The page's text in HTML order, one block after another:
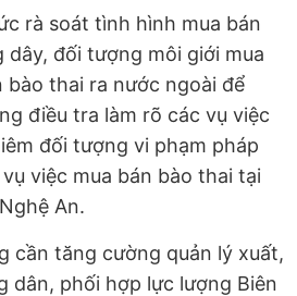
rà soát tình hình mua bán
dây, đối tượng môi giới mua
bào thai ra nước ngoài để
điều tra làm rõ các vụ việc
đối tượng vi phạm pháp
việc mua bán bào thai tại
An.
cần tăng cường quản lý xuất,
dân, phối hợp lực lượng Biên